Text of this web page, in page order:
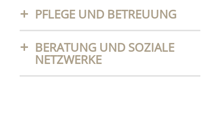
PFLEGE UND BETREUUNG
BERATUNG UND SOZIALE
NETZWERKE